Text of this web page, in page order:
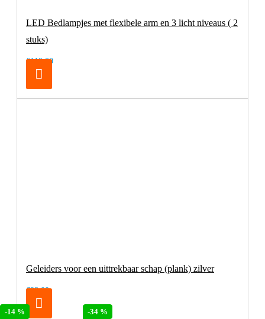
-34 %
-34 %
-14 %
LED Bedlampjes met flexibele arm en 3 licht niveaus ( 2
stuks)
€119,00
Geleiders voor een uittrekbaar schap (plank) zilver
€98,00